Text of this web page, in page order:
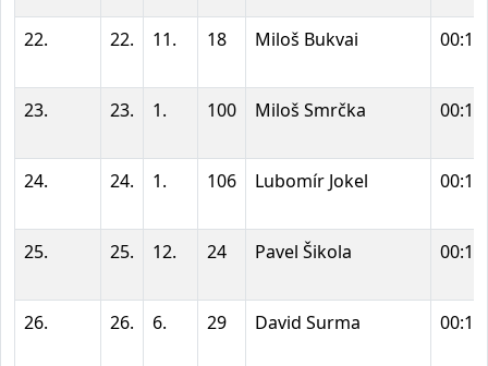
22. 22. 11. 18 Miloš Bukvai
23. 23. 1. 100 Miloš Smrčka
24. 24. 1. 106 Lubomír Jokel
25. 25. 12. 24 Pavel Šikola
26. 26. 6. 29 David Surma